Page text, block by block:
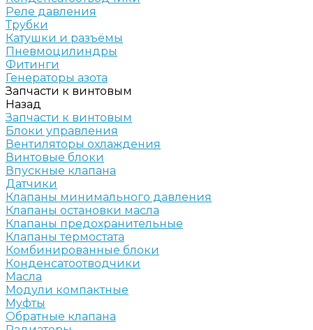
Реле давления
Трубки
Катушки и разъёмы
Пневмоцилиндры
Фитинги
Генераторы азота
Запчасти к винтовым
Назад
Запчасти к винтовым
Блоки управления
Вентиляторы охлаждения
Винтовые блоки
Впускные клапана
Датчики
Клапаны минимального давления
Клапаны остановки масла
Клапаны предохранительные
Клапаны термостата
Комбинированные блоки
Конденсатоотводчики
Масла
Модули компактные
Муфты
Обратные клапана